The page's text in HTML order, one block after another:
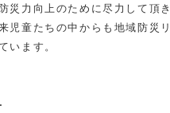
災力向上のために尽力して頂
児童たちの中からも地域防災
います。